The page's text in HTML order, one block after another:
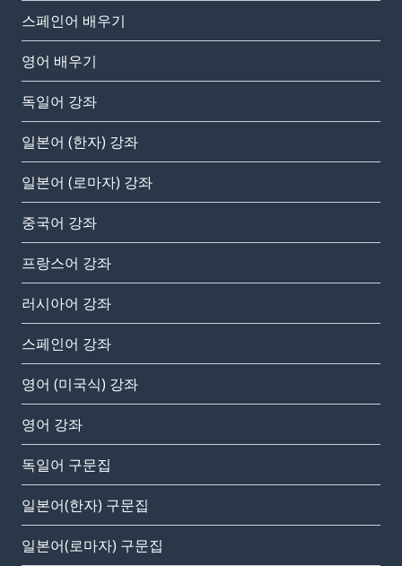
스페인어 배우기
영어 배우기
독일어 강좌
일본어 (한자) 강좌
일본어 (로마자) 강좌
중국어 강좌
프랑스어 강좌
러시아어 강좌
스페인어 강좌
영어 (미국식) 강좌
영어 강좌
독일어 구문집
일본어(한자) 구문집
일본어(로마자) 구문집